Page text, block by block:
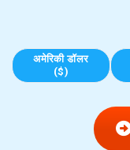
अमेरिकी डॉलर
($)